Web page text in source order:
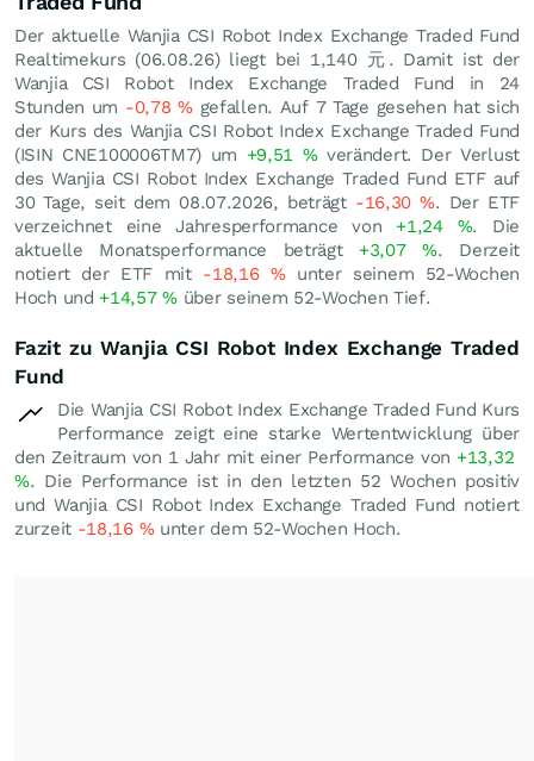
Der aktuelle Wanjia CSI Robot Index Exchange Traded Fund
Realtimekurs (06.08.26) liegt bei 1,140 元 . Damit ist der
Wanjia CSI Robot Index Exchange Traded Fund in 24
Stunden um -0,78%gefallen. Auf 7 Tage gesehen hat sich
der Kurs des Wanjia CSI Robot Index Exchange Traded Fund
(ISIN CNE100006TM7) um +9,51 %verändert. Der Verlust
des Wanjia CSI Robot Index Exchange Traded Fund ETF auf
30 Tage, seit dem 08.07.2026, beträgt -16,30%. Der ETF
verzeichnet eine Jahresperformance von +1,24 %. Die
aktuelle Monatsperformance beträgt +3,07%. Derzeit
notiert der ETF mit -18,16 %unter seinem 52-Wochen
Hoch und +14,57%über seinem 52-Wochen Tief.
Fazit zu Wanjia CSI Robot Index Exchange Traded
Fund
Die Wanjia CSI Robot Index Exchange Traded Fund Kurs
Performance zeigt eine starke Wertentwicklung über
den Zeitraum von 1 Jahr mit einer Performance von +13,32
%. Die Performance ist in den letzten 52 Wochen positiv
und Wanjia CSI Robot Index Exchange Traded Fund notiert
zurzeit -18,16 %unter dem 52-Wochen Hoch.